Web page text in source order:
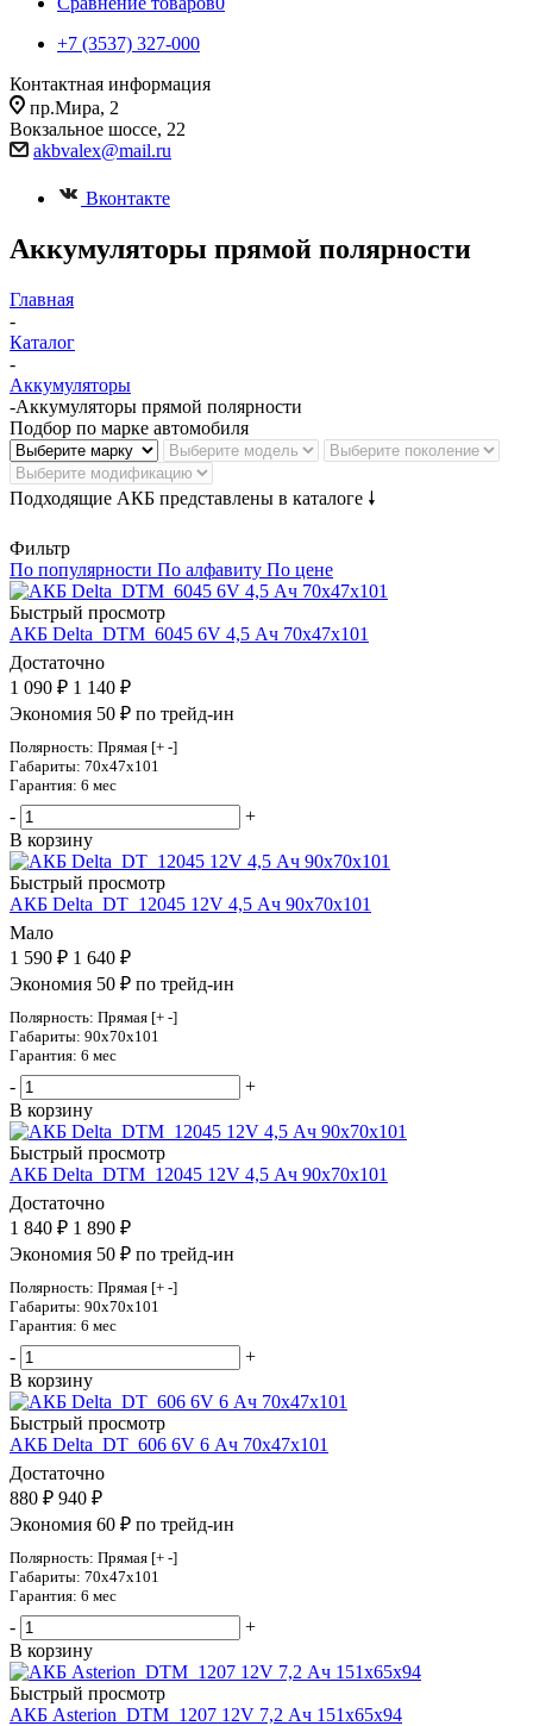
+7 (3537) 327-000
Контактная информация
пр.Мира, 2
Вокзальное шоссе, 22
akbvalex@mail.ru
Вконтакте
Аккумуляторы прямой полярности
Главная
-
Каталог
-
Аккумуляторы
-Аккумуляторы прямой полярности
Подбор по марке автомобиля
Подходящие АКБ представлены в каталоге 🠗
Фильтр
По популярности По алфавиту По цене
Быстрый просмотр
АКБ Delta_DTM_6045 6V 4,5 Ач 70х47х101
Достаточно
1 090 ₽ 1 140 ₽
Экономия 50 ₽ по трейд-ин
Полярность: Прямая [+ -]
Габариты: 70x47x101
Гарантия: 6 мес
-
+
В корзину
Быстрый просмотр
АКБ Delta_DT_12045 12V 4,5 Ач 90х70х101
Мало
1 590 ₽ 1 640 ₽
Экономия 50 ₽ по трейд-ин
Полярность: Прямая [+ -]
Габариты: 90x70x101
Гарантия: 6 мес
-
+
В корзину
Быстрый просмотр
АКБ Delta_DTM_12045 12V 4,5 Ач 90х70х101
Достаточно
1 840 ₽ 1 890 ₽
Экономия 50 ₽ по трейд-ин
Полярность: Прямая [+ -]
Габариты: 90x70x101
Гарантия: 6 мес
-
+
В корзину
Быстрый просмотр
АКБ Delta_DT_606 6V 6 Ач 70х47х101
Достаточно
880 ₽ 940 ₽
Экономия 60 ₽ по трейд-ин
Полярность: Прямая [+ -]
Габариты: 70x47x101
Гарантия: 6 мес
-
+
В корзину
Быстрый просмотр
АКБ Asterion_DTM_1207 12V 7,2 Ач 151х65х94